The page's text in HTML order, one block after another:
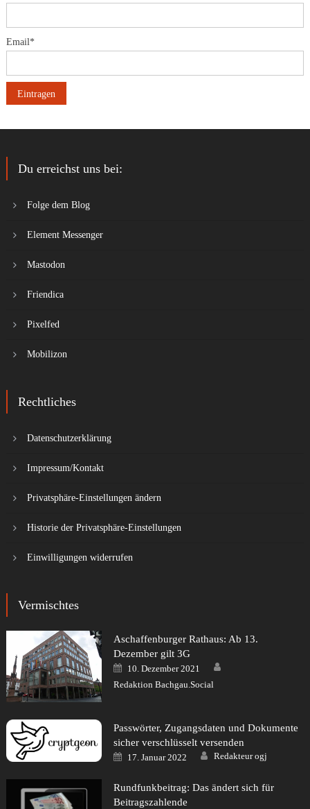
Email*
Du erreichst uns bei:
Folge dem Blog
Element Messenger
Mastodon
Friendica
Pixelfed
Mobilizon
Rechtliches
Datenschutzerklärung
Impressum/Kontakt
Privatsphäre-Einstellungen ändern
Historie der Privatsphäre-Einstellungen
Einwilligungen widerrufen
Vermischtes
Aschaffenburger Rathaus: Ab 13.
Dezember gilt 3G
Posted
on
10. Dezember 2021
Redaktion Bachgau.Social
Passwörter, Zugangsdaten und Dokumente
sicher verschlüsselt versenden
Posted
on
17. Januar 2022 Author
Redakteur ogj
Rundfunkbeitrag: Das ändert sich für
Beitragszahlende